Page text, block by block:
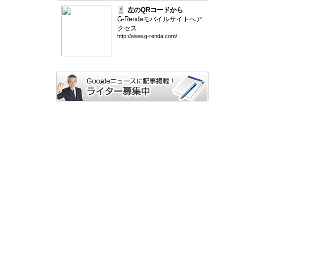
左のQRコードから
G-Rendaモバイルサイトへア
クセス
http://www.g-renda.com/